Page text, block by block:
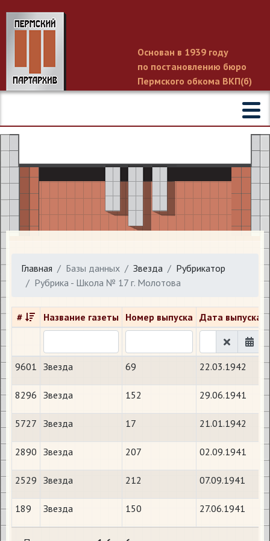
Основан в 1939 году
по постановлению бюро
Пермского обкома ВКП(б)
Главная Базы данных Звезда
Рубрикатор
Рубрика - Школа № 17 г. Молотова
# Название газеты Номер выпуска Дата выпуска
9601 Звезда 69 22.03.1942
8296 Звезда 152 29.06.1941
5727 Звезда 17 21.01.1942
2890 Звезда 207 02.09.1941
2529 Звезда 212 07.09.1941
189 Звезда 150 27.06.1941